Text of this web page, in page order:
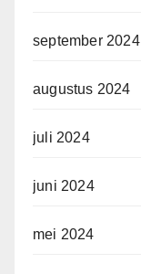
september 2024
augustus 2024
juli 2024
juni 2024
mei 2024